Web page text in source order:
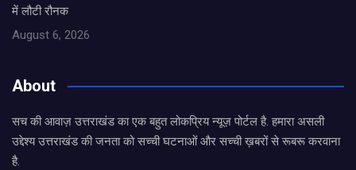
में लौटी रौनक
August 6, 2026
About
सच की आवाज़ उत्तराखंड का एक बहुत लोकप्रिय न्यूज़ पोर्टल है. हमारा असली
उद्देश्य उत्तराखंड की जनता को सच्ची घटनाओं और सच्ची ख़बरों से रूबरू करवाना
है.